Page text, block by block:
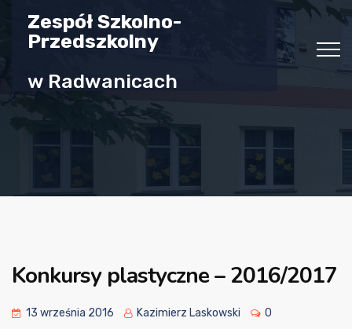
Zespół Szkolno-
Przedszkolny
w Radwanicach
Konkursy plastyczne – 2016/2017
13 września 2016 Kazimierz Laskowski 0